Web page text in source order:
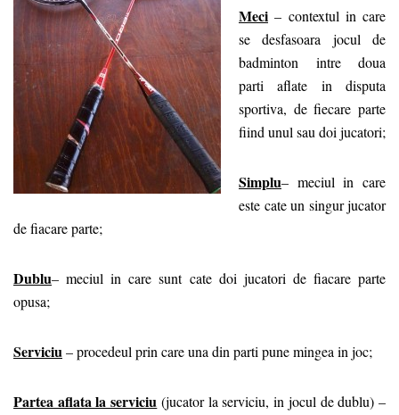
Meci – contextul in care
se desfasoara jocul de
badminton intre doua
parti aflate in disputa
sportiva, de fiecare parte
fiind unul sau doi jucatori;
Simplu– meciul in care
este cate un singur jucator
de fiacare parte;
Dublu– meciul in care sunt cate doi jucatori de fiacare parte
opusa;
Serviciu– procedeul prin care una din parti pune mingea in joc;
Partea aflata la serviciu (jucator la serviciu, in jocul de dublu) –